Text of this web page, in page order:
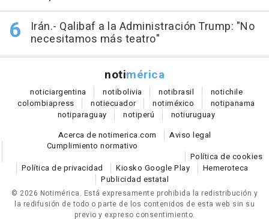
Irán.- Qalibaf a la Administración Trump: "No
necesitamos más teatro"
notimérica
noticiargentina notibolivia notibrasil notichile
colombiapress notiecuador notiméxico notipanama
notiparaguay notiperú notiuruguay
Acerca de notimerica.com
Aviso legal
Cumplimiento normativo
Política de cookies
Política de privacidad
Kiosko Google Play
Hemeroteca
Publicidad estatal
© 2026 Notimérica. Está expresamente prohibida la redistribución y
la redifusión de todo o parte de los contenidos de esta web sin su
previo y expreso consentimiento.